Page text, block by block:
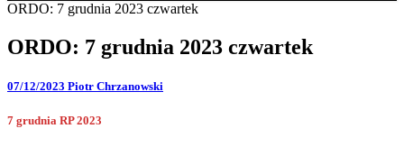
ORDO: 7 grudnia 2023 czwartek
ORDO: 7 grudnia 2023 czwartek
07/12/2023 Piotr Chrzanowski
7 grudnia RP 2023